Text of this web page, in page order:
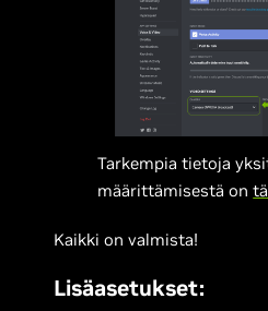
Tarkempia tietoja
määrittämisestä on
Kaikki on valmista!
Lisäasetukset: